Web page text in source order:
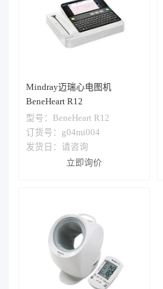
Mindray迈瑞心电图机
BeneHeart R12
型号：
BeneHeart R12
订货号：g04mi004
发货日： 请咨询
立即询价